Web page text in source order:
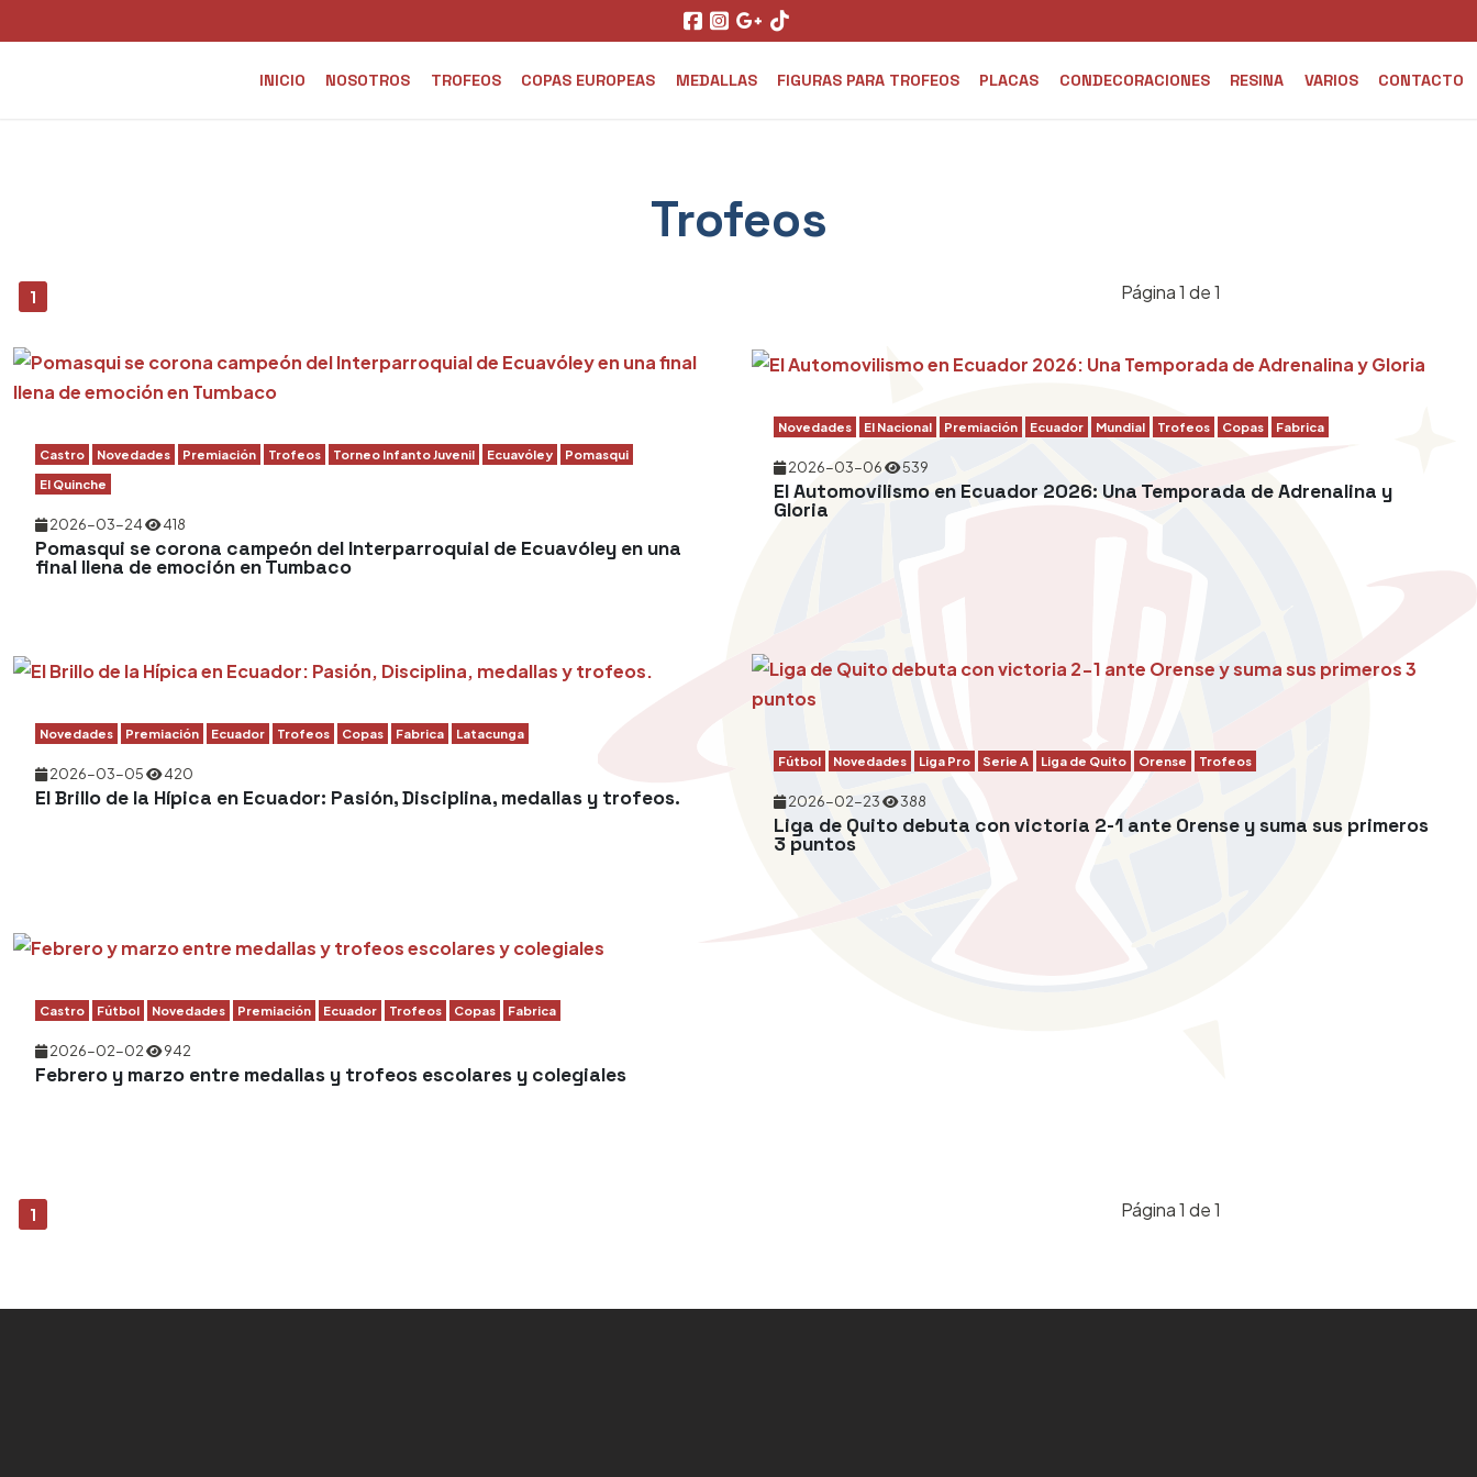
INICIO NOSOTROS TROFEOS COPAS EUROPEAS MEDALLAS FIGURAS PARA TROFEOS PLACAS CONDECORACIONES RESINA VARIOS CONTACTO
Trofeos
1 Página 1 de 1
Castro Novedades Premiación Trofeos Torneo Infanto Juvenil Ecuavóley
Pomasqui
El Quinche
2026-03-24 418
Pomasqui se corona campeón del Interparroquial de Ecuavóley en una
final llena de emoción en Tumbaco
Novedades El Nacional Premiación Ecuador Mundial Trofeos Copas Fabrica
2026-03-06 539
El Automovilismo en Ecuador 2026: Una Temporada de Adrenalina y
Gloria
Novedades Premiación Ecuador Trofeos Copas Fabrica Latacunga
2026-03-05 420
El Brillo de la Hípica en Ecuador: Pasión, Disciplina, medallas y trofeos.
Fútbol Novedades Liga Pro Serie A Liga de Quito Orense Trofeos
2026-02-23 388
Liga de Quito debuta con victoria 2-1 ante Orense y suma sus primeros
3 puntos
Castro Fútbol Novedades Premiación Ecuador Trofeos Copas Fabrica
2026-02-02 942
Febrero y marzo entre medallas y trofeos escolares y colegiales
1 Página 1 de 1